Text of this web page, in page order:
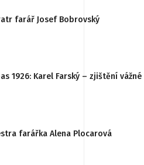
farář Josef Bobrovský
1926: Karel Farský – zjištění
farářka Alena Plocarová